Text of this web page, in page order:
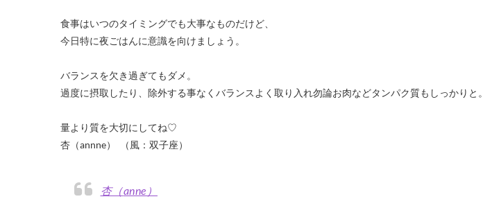
食事はいつのタイミングでも大事なものだけど、
今日特に夜ごはんに意識を向けましょう。
バランスを欠き過ぎてもダメ。
過度に摂取したり、除外する事なくバランスよく取り入れ勿論お肉などタンパク質もしっかりと。
量より質を大切にしてね♡
杏（annne） （風：双子座）
杏（anne）